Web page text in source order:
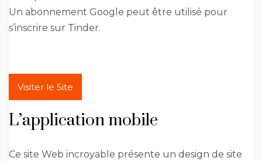
Un abonnement Google peut être utilisé pour
s’inscrire sur Tinder.
Visiter le Site
L’application mobile
Ce site Web incroyable présente un design de site